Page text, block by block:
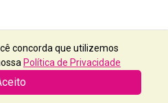
concorda que utilizemos
Política de Privacidade